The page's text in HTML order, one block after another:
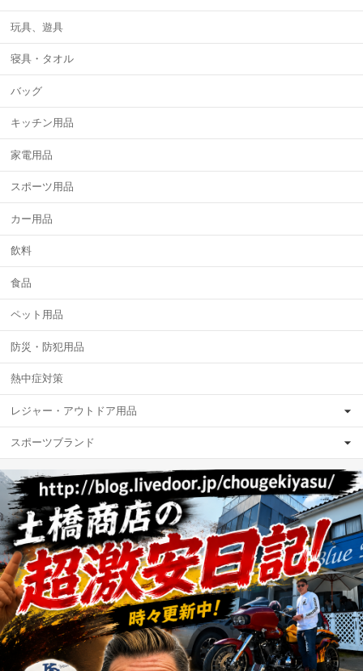
玩具、遊具
寝具・タオル
バッグ
キッチン用品
家電用品
スポーツ用品
カー用品
飲料
食品
ペット用品
防災・防犯用品
熱中症対策
レジャー・アウトドア用品
スポーツブランド